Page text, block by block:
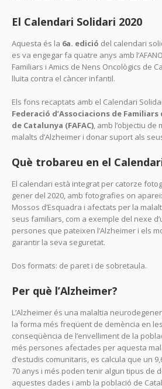
El Calendari Solidari 2020
Aquesta és la 6a. edició del calendari
es va engegar fa quatre anys amb
Familiars i Amics de Nens Oncològics de
lluita contra el càncer infantil.
Els fons recaptats amb el Calendari
Federació d’Associacions de
de Catalunya (FAFAC), amb l’objectiu de
malalts d’Alzheimer i donar suport als
Què trobareu en el
El calendari està integrat per catorze
gener del 2020, amb fotografies on
Mossos d’Esquadra i afectats per la
seus familiars, com a exemple del nexe
persones que pateixen l’Alzheimer i els
garantir la seva seguretat.
Dos formats: de paret i de sobretaula.
Per què l’Alzheimer?
L’Alzheimer és una malaltia
la forma més freqüent de demència en
conseqüència de l’envelliment de la
més persones afectades per aquesta
d’estudis comunitaris, es calcula que un
70 anys i més poden tenir algun tipus de
aquestes dades i amb la població de